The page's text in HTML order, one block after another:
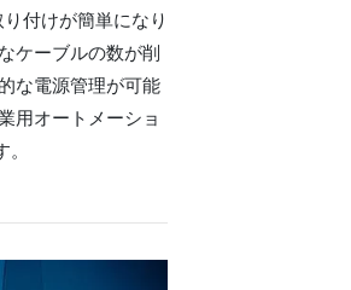
付けが簡単になり
ケーブルの数が削
な電源管理が可能
用オートメーショ